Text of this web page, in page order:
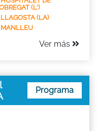
(L')
LLAGOSTA (LA)
MANLLEU
Ver más
Programa